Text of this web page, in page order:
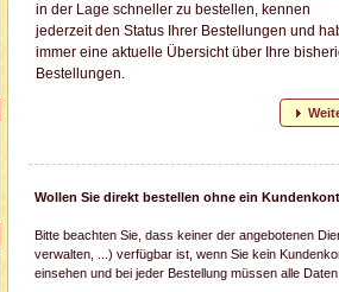
in der Lage schneller zu bestellen, kennen
jederzeit den Status Ihrer Bestellungen und
immer eine aktuelle Übersicht über Ihre
Bestellungen.
Wollen Sie direkt bestellen ohne ein
Bitte beachten Sie, dass keiner der angebotenen
verwalten, ...) verfügbar ist, wenn Sie kein
einsehen und bei jeder Bestellung müssen alle